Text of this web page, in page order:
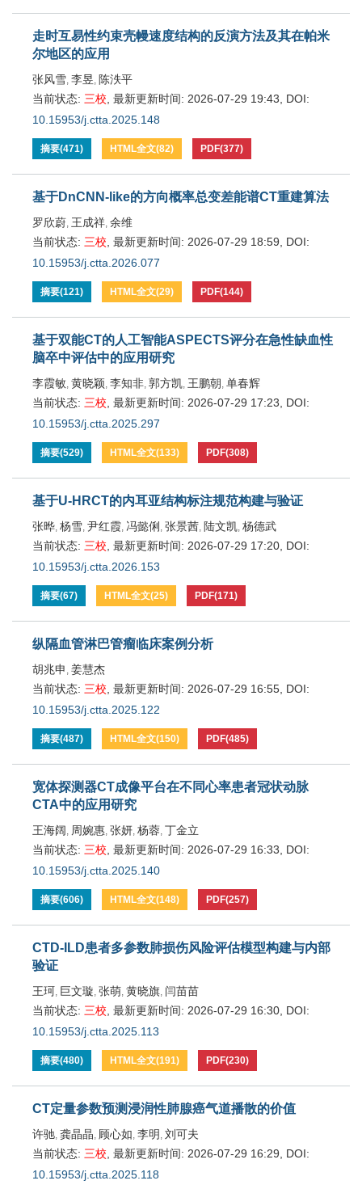
走时互易性约束壳幔速度结构的反演方法及其在帕米
尔地区的应用
张风雪, 李昱, 陈泆平
当前状态: 三校 最新更新时间: 2026-07-29 19:43
DOI:
10.15953/j.ctta.2025.148
摘要(471) HTML全文(82) PDF(377)
基于DnCNN-like的方向概率总变差能谱CT重建算法
罗欣蔚, 王成祥, 余维
当前状态: 三校 最新更新时间: 2026-07-29 18:59
DOI:
10.15953/j.ctta.2026.077
摘要(121) HTML全文(29) PDF(144)
基于双能CT的人工智能ASPECTS评分在急性缺血性
脑卒中评估中的应用研究
李霞敏, 黄晓颖, 李知非, 郭方凯, 王鹏朝, 单春辉
当前状态: 三校 最新更新时间: 2026-07-29 17:23
DOI:
10.15953/j.ctta.2025.297
摘要(529) HTML全文(133) PDF(308)
基于U-HRCT的内耳亚结构标注规范构建与验证
张晔, 杨雪, 尹红霞, 冯懿俐 , 张景茜, 陆文凯, 杨德武
当前状态: 三校 最新更新时间: 2026-07-29 17:20 DOI:
10.15953/j.ctta.2026.153
摘要(67) HTML全文(25) PDF(171)
纵隔血管淋巴管瘤临床案例分析
胡兆申 , 姜慧杰
当前状态: 三校 最新更新时间: 2026-07-29 16:55 DOI:
10.15953/j.ctta.2025.122
摘要(487) HTML全文(150) PDF(485)
宽体探测器CT成像平台在不同心率患者冠状动脉
CTA中的应用研究
王海阔, 周婉惠, 张妍, 杨蓉, 丁金立
当前状态: 三校 最新更新时间: 2026-07-29 16:33
DOI:
10.15953/j.ctta.2025.140
摘要(606) HTML全文(148) PDF(257)
CTD-ILD患者多参数肺损伤风险评估模型构建与内部
验证
王珂, 巨文璇, 张萌, 黄晓旗, 闫苗苗
当前状态: 三校 最新更新时间: 2026-07-29 16:30 DOI:
10.15953/j.ctta.2025.113
摘要(480) HTML全文(191) PDF(230)
CT定量参数预测浸润性肺腺癌气道播散的价值
许驰, 龚晶晶, 顾心如, 李明 , 刘可夫
当前状态: 三校 最新更新时间: 2026-07-29 16:29
DOI:
10.15953/j.ctta.2025.118